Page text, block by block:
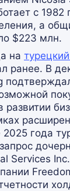
с 1982
а
$223 млн.
на
ранее. В
развитии
года
Services